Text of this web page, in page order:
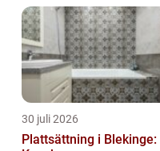
30 juli 2026
Plattsättning i Blekinge: